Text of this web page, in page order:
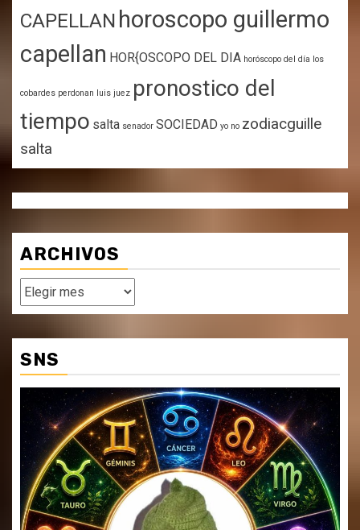
CAPELLAN horoscopo guillermo
capellan HOR{OSCOPO DEL DIA horóscopo del día los
cobardes perdonan luis juez pronostico del
tiempo salta senador SOCIEDAD yo no zodiacguille
salta
ARCHIVOS
Archivos
SNS